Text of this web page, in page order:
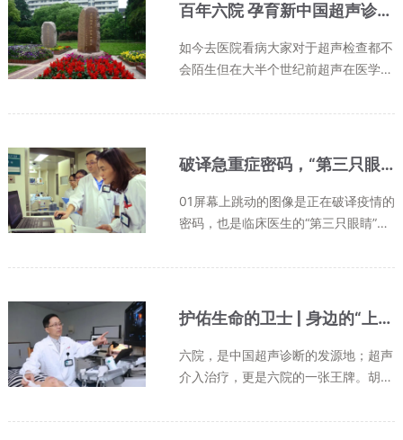
百年六院 孕育新中国超声诊断发源地
如今去医院看病大家对于超声检查都不
会陌生但在大半个世纪前超声在医学上
拓荒精神我国的医学超声诊断研究起始
自1958年进入临床应用以来，已逾...破译急重症密码，“第三只眼睛”再升级！打造超声多学科急重症超声医学研究平台
01屏幕上跳动的图像是正在破译疫情的
密码，也是临床医生的“第三只眼睛”。
毒感染的肺炎疫情阴影笼罩。对于新冠
的作用。市六医院重症医学科携手... 护佑生命的卫士 | 身边的“上海好医生”——胡兵
六院，是中国超声诊断的发源地；超声
介入治疗，更是六院的一张王牌。胡兵
老先生严谨、踏实、务实的“超声文